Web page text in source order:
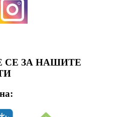
СЕ ЗА НАШИТЕ